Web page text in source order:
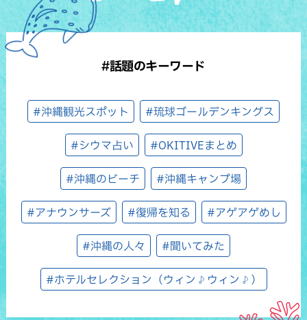
#話題のキーワード
#沖縄観光スポット #琉球ゴールデンキングス
#シウマ占い #OKITIVEまとめ
#沖縄のビーチ #沖縄キャンプ場
#アナウンサーズ #復帰を知る #アゲアゲめし
#沖縄の人々 #聞いてみた
#ホテルセレクション（ウィン♪ウィン♪）